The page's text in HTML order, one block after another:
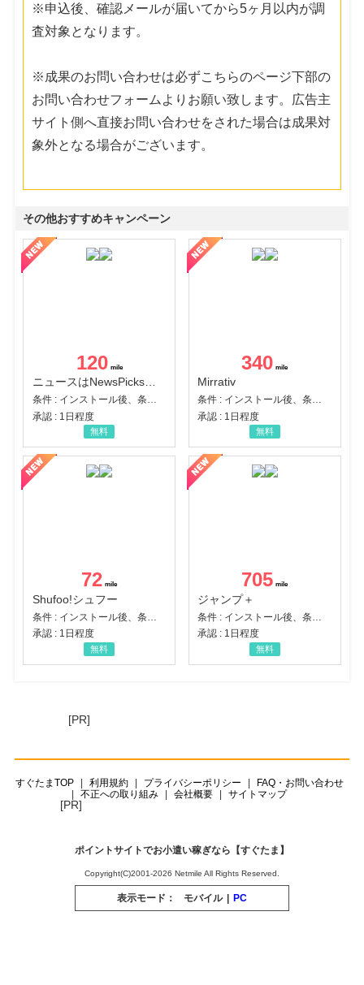
※申込後、確認メールが届いてから5ヶ月以内が調
査対象となります。
※成果のお問い合わせは必ずこちらのページ下部の
お問い合わせフォームよりお願い致します。広告主
サイト側へ直接お問い合わせをされた場合は成果対
象外となる場合がございます。
その他おすすめキャンペーン
120
ニュースはNewsPicks｜経済ニュース・就活・ビジネス
条件 : インストール後、条件達成
承認 : 1日程度
無料
340
Mirrativ
条件 : インストール後、条件達成
承認 : 1日程度
無料
72
Shufoo!シュフー
承認 : 1日程度
無料
705
ジャンプ＋
承認 : 1日程度
無料
[PR]
すぐたまTOP 利用規約 プライバシーポリシー
FAQ・お問い合わせ
不正への取り組み
会社概要 サイトマップ
[PR]
ポイントサイトでお小遣い稼ぎなら【すぐたま】
Copyright(C)2001-2026 Netmile All Rights Reserved.
表示モード： モバイル | PC